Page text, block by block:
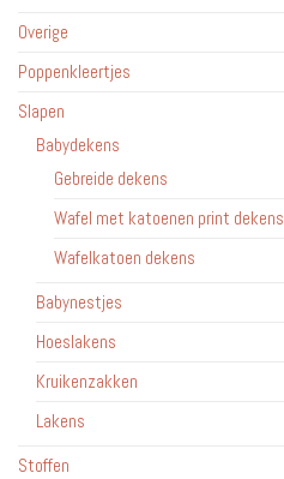
Overige
Poppenkleertjes
Slapen
Babydekens
Gebreide dekens
Wafel met katoenen print dekens
Wafelkatoen dekens
Babynestjes
Hoeslakens
Kruikenzakken
Lakens
Stoffen